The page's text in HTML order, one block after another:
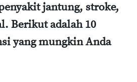
jantung, stroke,
Berikut adalah 10
yang mungkin Anda